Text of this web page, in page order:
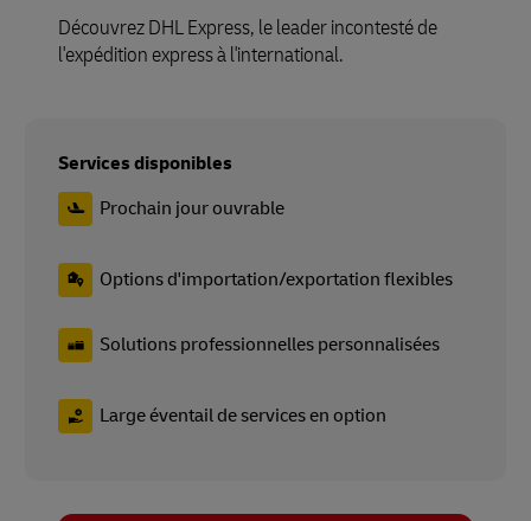
Découvrez DHL Express, le leader incontesté de
l'expédition express à l'international.
Services disponibles
Prochain jour ouvrable
Options d'importation/exportation flexibles
Solutions professionnelles personnalisées
Large éventail de services en option